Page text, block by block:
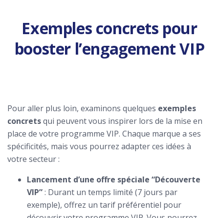
Exemples concrets pour
booster l’engagement VIP
Pour aller plus loin, examinons quelques exemples
concretsqui peuvent vous inspirer lors de la mise en
place de votre programme VIP. Chaque marque a ses
spécificités, mais vous pourrez adapter ces idées à
votre secteur :
Lancement d’une offre spéciale “Découverte
VIP”: Durant un temps limité (7 jours par
exemple), offrez un tarif préférentiel pour